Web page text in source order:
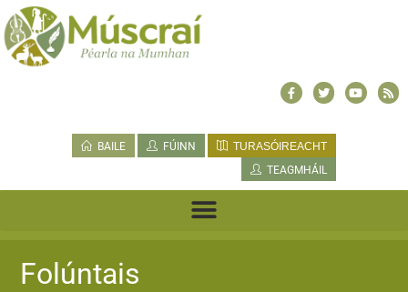
BAILE FÚINN
TURASÓIREACHT
TEAGMHÁIL
Folúntais